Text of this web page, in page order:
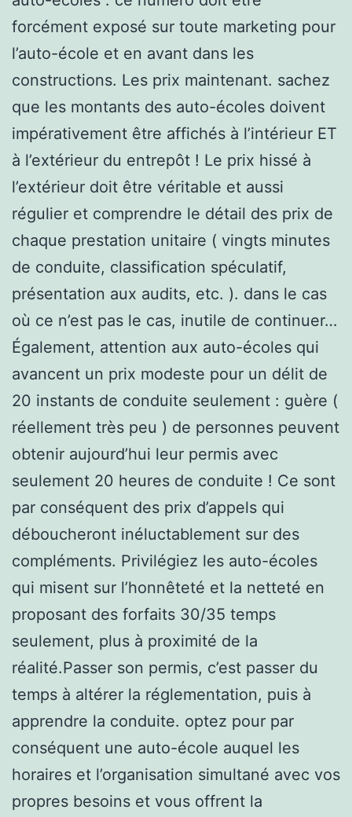
forcément exposé sur toute marketing pour
l’auto-école et en avant dans les
constructions. Les prix maintenant. sachez
que les montants des auto-écoles doivent
impérativement être affichés à l’intérieur ET
à l’extérieur du entrepôt ! Le prix hissé à
l’extérieur doit être véritable et aussi
régulier et comprendre le détail des prix de
chaque prestation unitaire ( vingts minutes
de conduite, classification spéculatif,
présentation aux audits, etc. ). dans le cas
où ce n’est pas le cas, inutile de continuer…
Également, attention aux auto-écoles qui
avancent un prix modeste pour un délit de
20 instants de conduite seulement : guère (
réellement très peu ) de personnes peuvent
obtenir aujourd’hui leur permis avec
seulement 20 heures de conduite ! Ce sont
par conséquent des prix d’appels qui
déboucheront inéluctablement sur des
compléments. Privilégiez les auto-écoles
qui misent sur l’honnêteté et la netteté en
proposant des forfaits 30/35 temps
seulement, plus à proximité de la
réalité.Passer son permis, c’est passer du
temps à altérer la réglementation, puis à
apprendre la conduite. optez pour par
conséquent une auto-école auquel les
horaires et l’organisation simultané avec vos
propres besoins et vous offrent la